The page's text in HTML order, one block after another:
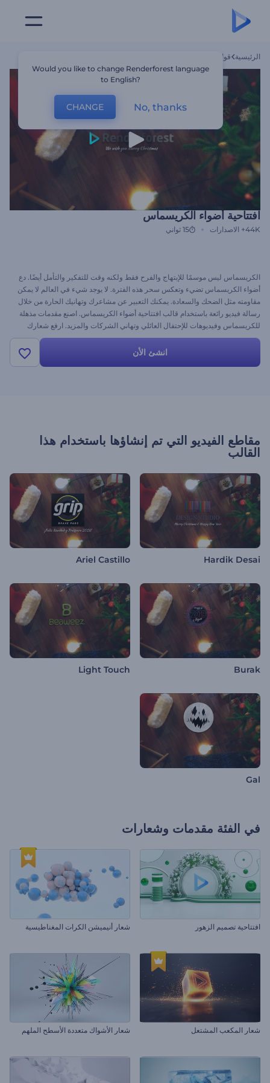
الرئيسية قوالب
افتتاحية أضواء الكريسماس
44K+ الاصدارات 15 ثواني
الكريسماس ليس موسمًا للإبتهاج والفرح فقط ولكنه وقت للتفكير والتأمل أيضًا. دع
أضواء الكريسماس تضيء وتعكس سحر هذه الفترة. لا يوجد شيء في العالم لا يمكن
مقاومته مثل الضحك والسعادة. يمكنك التعبير عن مشاعرك وتهانيك الحارة من خلال
رسالة فيديو رائعة باستخدام قالب افتتاحية أضواء الكريسماس. اصنع مقدمات مذهلة
للكريسماس وفيديوهات للإحتفال العائلي وتهاني الشركات والمزيد. ارفع شعارك
واكتب أمنياتك: لوِّح بعصاك السحرية للعالم اليوم وكل ذلك مجانًا للأبد.
انشئ الأن
مقاطع الفيديو التي تم إنشاؤها باستخدام هذا
القالب
Hardik Desai
Ariel Castillo
Burak
Light Touch
Gal
في الفئة مقدمات وشعارات
افتتاحية تصميم الزهور شعار أنيميشن الكرات المغناطيسية
شعار المكعب المشتعل شعار الأشواك متعددة الأسطح الملهم
Would you like to change Renderforest language
to English?
CHANGE No, thanks